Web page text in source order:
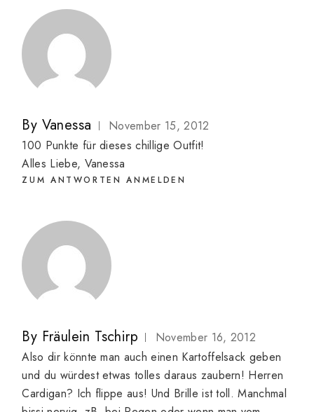
By Vanessa
November 15, 2012
100 Punkte für dieses chillige Outfit!
Alles Liebe, Vanessa
ZUM ANTWORTEN ANMELDEN
By Fräulein Tschirp
November 16, 2012
Also dir könnte man auch einen Kartoffelsack geben
und du würdest etwas tolles daraus zaubern! Herren
Cardigan? Ich flippe aus! Und Brille ist toll. Manchmal